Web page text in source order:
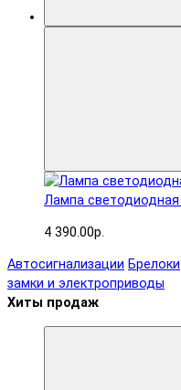
Лампа светодиодная
4 390.00р.
Автосигнализации Брелоки
замки и электроприводы
Хиты продаж